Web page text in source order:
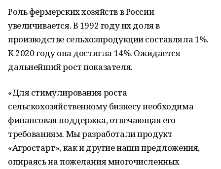
Роль фермерских хозяйств в России
увеличивается. В 1992 году их доля в
производстве сельхозпродукции составляла 1%.
К 2020 году она достигла 14%. Ожидается
дальнейший рост показателя.
«Для стимулирования роста
сельскохозяйственному бизнесу необходима
финансовая поддержка, отвечающая его
требованиям. Мы разработали продукт
«Агростарт», как и другие наши предложения,
опираясь на пожелания многочисленных